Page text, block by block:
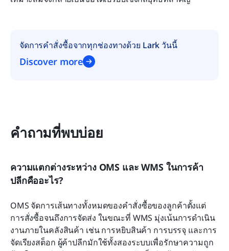
จัดการคำสั่งซื้อจากทุกช่องทางด้วย Lark วันนี้
Discover more
คำถามที่พบบ่อย
ความแตกต่างระหว่าง OMS และ WMS ในการค้า
ปลีกคืออะไร?
OMS จัดการเส้นทางทั้งหมดของคำสั่งซื้อของลูกค้าตั้งแต่
การสั่งซื้อจนถึงการจัดส่ง ในขณะที่ WMS มุ่งเน้นการดำเนิน
งานภายในคลังสินค้า เช่น การหยิบสินค้า การบรรจุ และการ
จัดเรียงสต็อก ผู้ค้าปลีกมักใช้ทั้งสองระบบเพื่อรักษาความถูก